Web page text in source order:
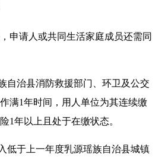
请人或共同生活家庭成员还需同
治县消防救援部门、环卫及公交
满1年时间，用人单位为其连续缴
1年以上且处于在缴状态。
于上一年度乳源瑶族自治县城镇